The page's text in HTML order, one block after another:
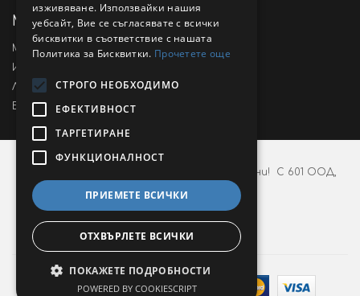
Моят профил
Моят профил
История на поръчките
Любими продукти
Бюлетин
©2024 Kef4eto.com, Всички права са запазени! С 601 ООД,
изживяване. Използвайки нашия
уебсайт, Вие се съгласявате с всички
бисквитки в съответствие с нашата
Политика за Бисквитки. Прочетете още
СТРОГО НЕОБХОДИМО
ЕФЕКТИВНОСТ
ТАРГЕТИРАНЕ
ФУНКЦИОНАЛНОСТ
ПРИЕМЕТЕ ВСИЧКИ
ОТХВЪРЛЕТЕ ВСИЧКИ
ПОКАЖЕТЕ ПОДРОБНОСТИ
POWERED BY COOKIESCRIPT